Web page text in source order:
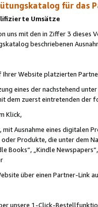
für das
Umsätze
uns mit den in Ziffer 3
beschriebenen
Website platzierten
eines der nachstehend
dem zuerst eintretenden der
Klick,
Ausnahme eines digitalen
Produkte, die unter dem
Books“, „Kindle
über einen Partner-Link
unsere 1-Click-